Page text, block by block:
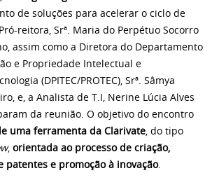
de soluções para acelerar o ciclo de
reitora, Srª. Maria do Perpétuo Socorro
assim como a Diretora do Departamento
e Propriedade Intelectual e
(DPITEC/PROTEC), Srª. Sâmya
e, a Analista de T.I, Nerine Lúcia Alves
da reunião. O objetivo do encontro
uma ferramenta da Clarivate, do tipo
, orientada ao processo de criação,
patentes e promoção à inovação.